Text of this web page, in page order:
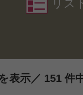
リス
表示／ 151 件